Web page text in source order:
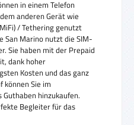
in einem Telefon
anderen Gerät wie
/ Tethering genutzt
San Marino nutzt die SIM-
Sie haben mit der Prepaid
dank hoher
Kosten und das ganz
können Sie im
hinzukaufen.
Begleiter für das